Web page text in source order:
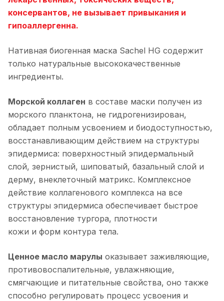
консервантов, не вызывает привыкания и
гипоаллергенна.
Нативная биогенная маска Sachel HG содержит
только натуральные высококачественные
ингредиенты.
Морской коллаген в составе маски получен из
морского планктона, не гидрогенизирован,
обладает полным усвоением и биодоступностью,
восстанавливающим действием на структуры
эпидермиса: поверхностный эпидермальный
слой, зернистый, шиповатый, базальный слой и
дерму, внеклеточный матрикс. Комплексное
действие коллагенового комплекса на все
структуры эпидермиса обеспечивает быстрое
восстановление тургора, плотности
кожи и форм контура тела.
Ценное масло марулы оказывает заживляющие,
противовоспалительные, увлажняющие,
смягчающие и питательные свойства, оно также
способно регулировать процесс усвоения и